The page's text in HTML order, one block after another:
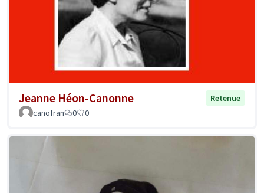
Jeanne Héon-Canonne
Retenue
canofran
0 0